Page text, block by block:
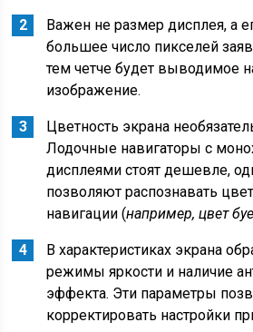
Важен не размер дисплея, а
большее число пикселей
тем четче будет выводимое
изображение.
Цветность экрана
Лодочные навигаторы с
дисплеями стоят дешевле,
позволяют распознавать
навигации (например, цвет
В характеристиках экрана
режимы яркости и наличие
эффекта. Эти параметры
корректировать настройки